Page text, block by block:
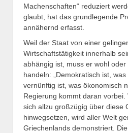
Machenschaften“ reduziert
glaubt, hat das grundlegende
annähernd erfasst.
Weil der Staat von einer
Wirtschaftstätigkeit innerhalb
abhängig ist, muss er wohl
handeln: „Demokratisch ist,
vernünftig ist, was ökonomisch
Regierung kommt daran vorbei.
sich allzu großzügig über diese
hinwegsetzen, wird aller Welt
Griechenlands demonstriert.